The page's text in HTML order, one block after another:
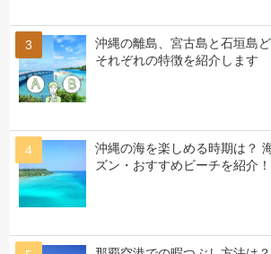
沖縄の離島、宮古島と石垣島
それぞれの特徴を紹介します
沖縄の海を楽しめる時期は？
ズン・おすすめビーチを紹介！